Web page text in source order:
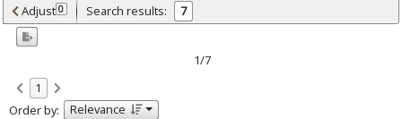
Adjusted by criteria 0
Year
Refine
Open access
Scientific publications 7
Adjust 0 Search results: 7
1/7
1
Order by:
Relevance